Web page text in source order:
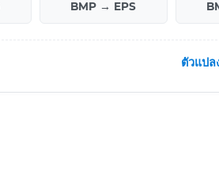
BMP → EPS
ตัวแป